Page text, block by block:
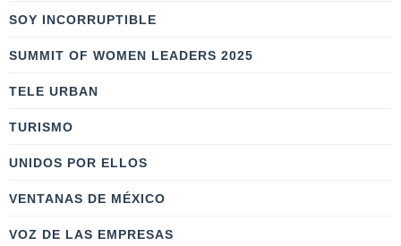
SOY INCORRUPTIBLE
SUMMIT OF WOMEN LEADERS 2025
TELE URBAN
TURISMO
UNIDOS POR ELLOS
VENTANAS DE MÉXICO
VOZ DE LAS EMPRESAS